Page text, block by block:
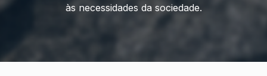
às necessidades da sociedade.